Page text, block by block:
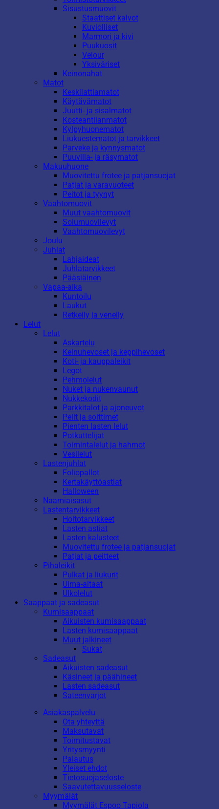
Sisustusmuovit
Staattiset kalvot
Kuviolliset
Marmori ja kivi
Puukuosit
Velour
Yksiväriset
Keinonahat
Matot
Keskilattiamatot
Käytävämatot
Juutti- ja sisalmatot
Kosteantilanmatot
Kylpyhuonematot
Liukuestematot ja tarvikkeet
Parveke ja kynnysmatot
Puuvilla- ja räsymatot
Makuuhuone
Muovitettu frotee ja patjansuojat
Patjat ja varavuoteet
Peitot ja tyynyt
Vaahtomuovit
Muut vaahtomuovit
Solumuovilevyt
Vaahtomuovilevyt
Joulu
Juhlat
Lahjaideat
Juhlatarvikkeet
Pääsiäinen
Vapaa-aika
Kuntoilu
Laukut
Retkeily ja veneily
Lelut
Lelut
Askartelu
Keinuhevoset ja keppihevoset
Koti- ja kauppaleikit
Legot
Pehmolelut
Nuket ja nukenvaunut
Nukkekodit
Parkkitalot ja ajoneuvot
Pelit ja soittimet
Pienten lasten lelut
Potkuttelijat
Toimintalelut ja hahmot
Vesilelut
Lastenjuhlat
Foliopallot
Kertakäyttöastiat
Halloween
Naamiaisasut
Lastentarvikkeet
Hoitotarvikkeet
Lasten astiat
Lasten kalusteet
Muovitettu frotee ja patjansuojat
Patjat ja peitteet
Pihaleikit
Pulkat ja liukurit
Uima-altaat
Ulkolelut
Saappaat ja sadeasut
Kumisaappaat
Aikuisten kumisaappaat
Lasten kumisaappaat
Muut jalkineet
Sukat
Sadeasut
Aikuisten sadeasut
Käsineet ja päähineet
Lasten sadeasut
Sateenvarjot
Asiakaspalvelu
Ota yhteyttä
Maksutavat
Toimitustavat
Yritysmyynti
Palautus
Yleiset ehdot
Tietosuojaseloste
Saavutettavuusseloste
Myymälät
Myymälät Espoo Tapiola